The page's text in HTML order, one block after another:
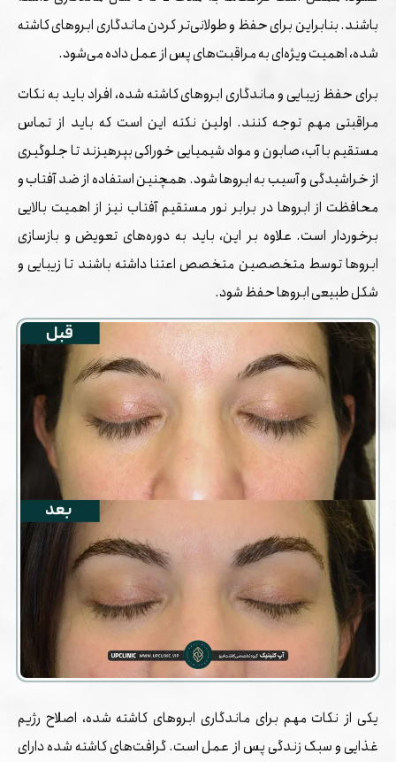
باشند. بنابراین برای حفظ و طولانی‌تر کردن ماندگاری ابروهای کاشته
شده، اهمیت ویژه‌ای به مراقبت‌های پس از عمل داده می‌شود.
برای حفظ زیبایی و ماندگاری ابروهای کاشته شده، افراد باید به نکات
مراقبتی مهم توجه کنند. اولین نکته این است که باید از تماس
مستقیم با آب، صابون و مواد شیمیایی خوراکی بپرهیزند تا جلوگیری
از خراشیدگی و آسیب به ابروها شود. همچنین استفاده از ضد آفتاب و
محافظت از ابروها در برابر نور مستقیم آفتاب نیز از اهمیت بالایی
برخوردار است. علاوه بر این، باید به دوره‌های تعویض و بازسازی
ابروها توسط متخصصین متخصص اعتنا داشته باشند تا زیبایی و
شکل طبیعی ابروها حفظ شود.
یکی از نکات مهم برای ماندگاری ابروهای کاشته شده، اصلاح رژیم
غذایی و سبک زندگی پس از عمل است. گرافت‌های کاشته شده دارای